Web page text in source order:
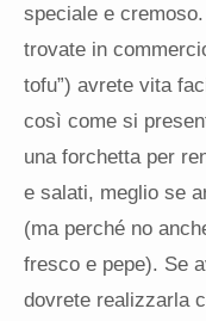
speciale e
trovate in
tofu”) avrete vita
così come si
una forchetta per
e salati, meglio se
(ma perché no
fresco e pepe). Se
dovrete realizzarla